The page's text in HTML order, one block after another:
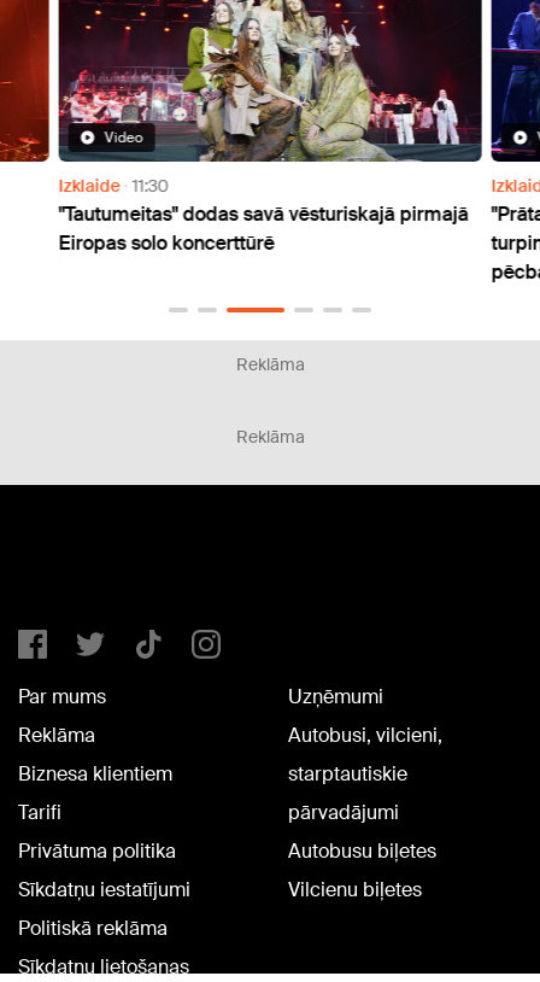
Video
Izklaide 11:30
"Tautumeitas" dodas savā vēsturiskajā pirmajā
Eiropas solo koncerttūrē
Reklāma
Reklāma
Par mums
Reklāma
Biznesa klientiem
Tarifi
Privātuma politika
Sīkdatņu iestatījumi
Politiskā reklāma
Sīkdatņu lietošanas
Uzņēmumi
Autobusi, vilcieni,
starptautiskie
pārvadājumi
Autobusu biļetes
Vilcienu biļetes